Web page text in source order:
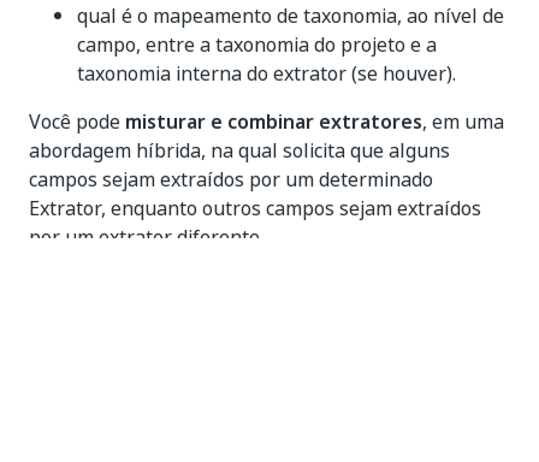
qual é o mapeamento de taxonomia, ao nível de
campo, entre a taxonomia do projeto e a
taxonomia interna do extrator (se houver).
Você pode misturar e combinar extratores, em uma
abordagem híbrida, na qual solicita que alguns
campos sejam extraídos por um determinado
Extrator, enquanto outros campos sejam extraídos
por um extrator diferente.